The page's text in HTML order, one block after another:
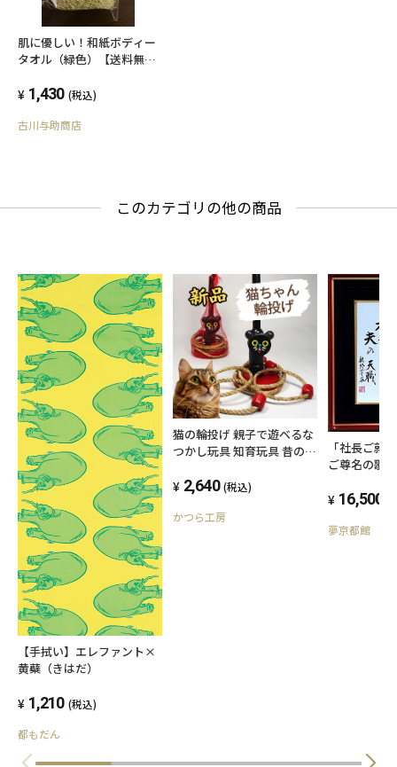
肌に優しい！和紙ボディー
タオル（緑色）【送料無
1,430 (税込)
古川与助商店
このカテゴリの他の商品
【手拭い】エレファント×
黄蘗（きはだ）
1,210 (税込)
都もだん
猫の輪投げ 親子で遊べるな
つかし玩具 知育玩具 昔のお
2,640 (税込)
かつら工房
「社長ご就
ご尊名の歌額
16,500
夢京都館